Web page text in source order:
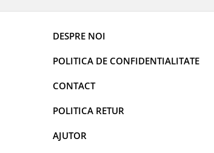
DECOR IARNA
TEMATICA FLORALA
DECOR OKTOBER FEST
CUMPARA LA PALET
DESPRE NOI
POLITICA DE CONFIDENTIALITATE
CONTACT
POLITICA RETUR
AJUTOR